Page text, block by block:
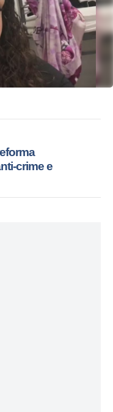
crime e